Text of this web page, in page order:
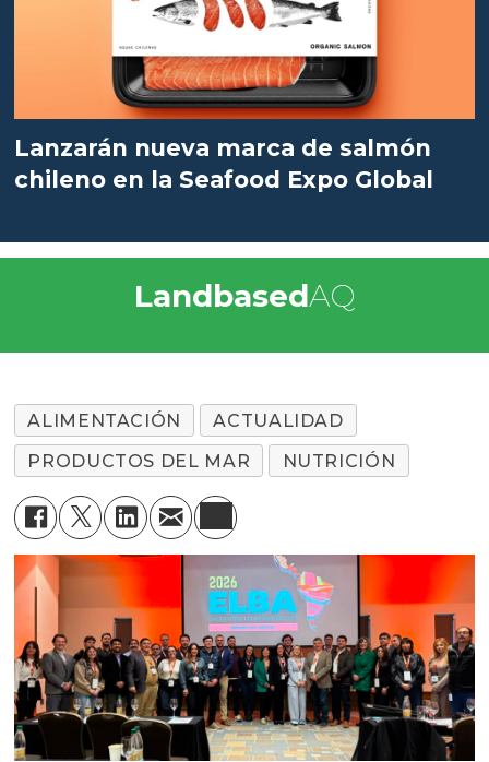
Lanzarán nueva marca de salmón
chileno en la Seafood Expo Global
LandbasedAQ
ALIMENTACIÓN
ACTUALIDAD
PRODUCTOS DEL MAR
NUTRICIÓN